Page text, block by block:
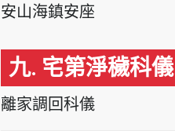
安山海鎮安座
九. 宅第淨穢科儀
離家調回科儀